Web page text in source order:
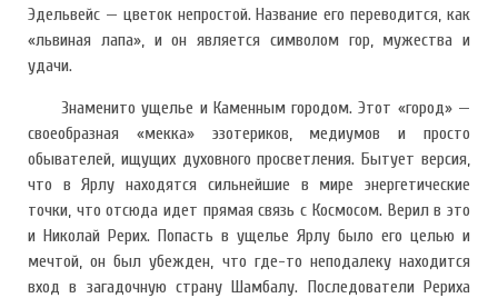
Эдельвейс — цветок непростой. Название его переводится, как
«львиная лапа», и он является символом гор, мужества и
удачи.
Знаменито ущелье и Каменным городом. Этот «город» —
своеобразная «мекка» эзотериков, медиумов и просто
обывателей, ищущих духовного просветления. Бытует версия,
что в Ярлу находятся сильнейшие в мире энергетические
точки, что отсюда идет прямая связь с Космосом. Верил в это
и Николай Рерих. Попасть в ущелье Ярлу было его целью и
мечтой, он был убежден, что где-то неподалеку находится
вход в загадочную страну Шамбалу. Последователи Рериха